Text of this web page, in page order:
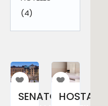
(4)
SENATORHOSTAL